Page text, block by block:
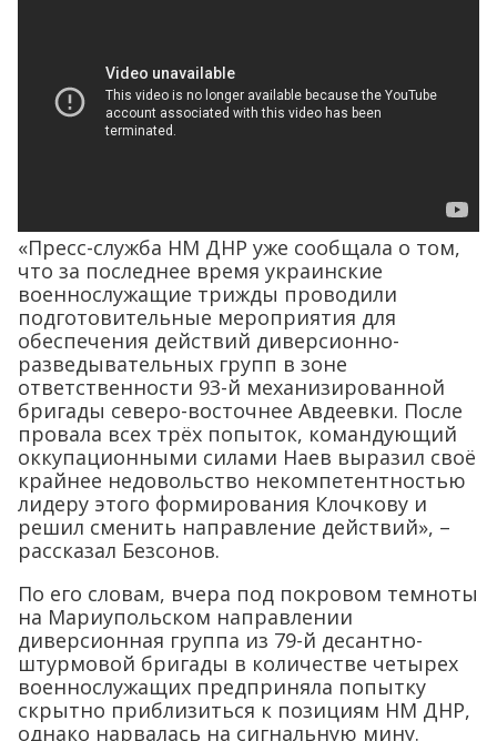
«Пресс-служба НМ ДНР уже сообщала о том,
что за последнее время украинские
военнослужащие трижды проводили
подготовительные мероприятия для
обеспечения действий диверсионно-
разведывательных групп в зоне
ответственности 93-й механизированной
бригады северо-восточнее Авдеевки. После
провала всех трёх попыток, командующий
оккупационными силами Наев выразил своё
крайнее недовольство некомпетентностью
лидеру этого формирования Клочкову и
решил сменить направление действий», –
рассказал Безсонов.
По его словам, вчера под покровом темноты
на Мариупольском направлении
диверсионная группа из 79-й десантно-
штурмовой бригады в количестве четырех
военнослужащих предприняла попытку
скрытно приблизиться к позициям НМ ДНР,
однако нарвалась на сигнальную мину.